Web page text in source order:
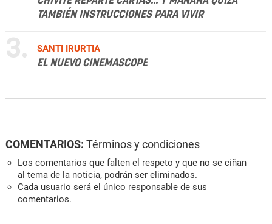
TAMBIÉN INSTRUCCIONES PARA VIVIR
3.
SANTI IRURTIA
EL NUEVO CINEMASCOPE
COMENTARIOS: Términos y condiciones
Los comentarios que falten el respeto y que no se ciñan
al tema de la noticia, podrán ser eliminados.
Cada usuario será el único responsable de sus
comentarios.